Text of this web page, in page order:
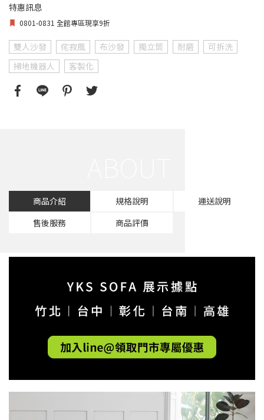
特惠訊息
0801-0831 全館專區現享9折
雙人沙發 侘寂風 布沙發 獨立筒 耐磨
可拆洗
掃地機器人
客製化
商品介紹 規格說明
運送說明
售後服務
商品評價